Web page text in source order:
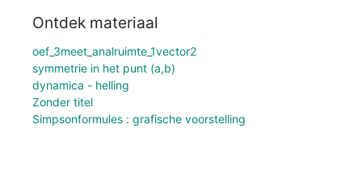
Ontdek materiaal
oef_3meet_analruimte_1vector2
symmetrie in het punt (a,b)
dynamica - helling
Zonder titel
Simpsonformules : grafische voorstelling